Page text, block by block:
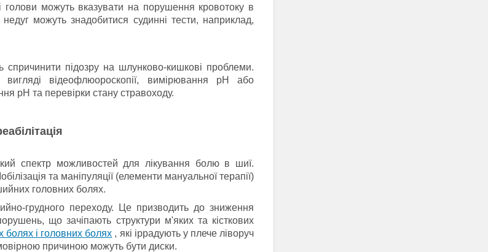
голови можуть вказувати на порушення кровотоку в
можуть знадобитися судинні тести, наприклад,
підозру на шлунково-кишкові проблеми.
відеофлюороскопії, вимірювання pH або
pH та перевірки стану стравоходу.
спектр можливостей для лікування болю в шиї.
та маніпуляції (елементи мануальної терапії)
головних болях.
грудного переходу.
Це призводить до зниження
що зачіпають структури м'яких та кісткових
і головних болях , які іррадують у плече ліворуч
причиною можуть бути диски.